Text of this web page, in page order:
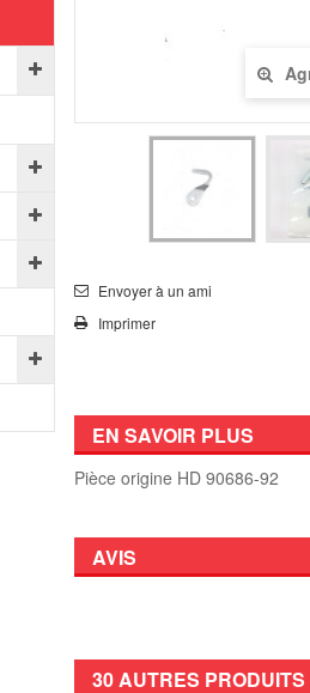
Envoyer à un ami
Imprimer
EN SAVOIR PLUS
Pièce origine HD 90686-92
AVIS
30 AUTRES